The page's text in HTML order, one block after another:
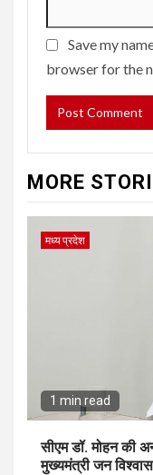
Save my
browser for the
MORE
मध्य प्रदेश
1 min read
सीएम डॉ. मोहन की
मुख्यमंत्री जन